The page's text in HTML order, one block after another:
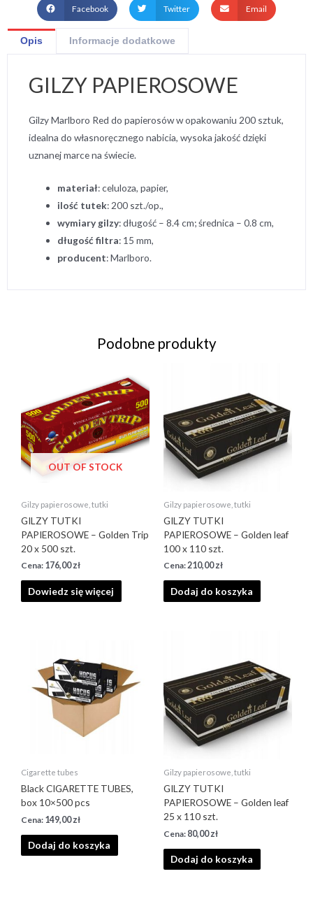
Facebook Twitter Email
Opis Informacje dodatkowe
GILZY PAPIEROSOWE
Gilzy Marlboro Red do papierosów w opakowaniu 200 sztuk,
idealna do własnoręcznego nabicia, wysoka jakość dzięki
uznanej marce na świecie.
materiał: celuloza, papier,
ilość tutek: 200 szt./op.,
wymiary gilzy: długość – 8.4 cm; średnica – 0.8 cm,
długość filtra: 15 mm,
producent: Marlboro.
Podobne produkty
OUT OF STOCK
Gilzy papierosowe, tutki
GILZY TUTKI
PAPIEROSOWE – Golden Trip
20 x 500 szt.
176,00zł
Dowiedz się więcej
Gilzy papierosowe, tutki
GILZY TUTKI
PAPIEROSOWE – Golden leaf
100 x 110 szt.
210,00zł
Dodaj do koszyka
Cigarette tubes
Black CIGARETTE TUBES,
box 10×500 pcs
149,00zł
Dodaj do koszyka
Gilzy papierosowe, tutki
GILZY TUTKI
PAPIEROSOWE – Golden leaf
25 x 110 szt.
80,00zł
Dodaj do koszyka